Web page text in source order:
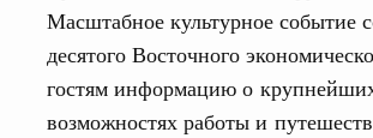
Масштабное культурное событие
десятого Восточного
гостям информацию о
возможностях работы и